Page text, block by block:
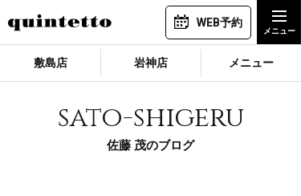
WEB予約
敷島店 岩神店 メニュー
sato-shigeru
佐藤 茂のブログ